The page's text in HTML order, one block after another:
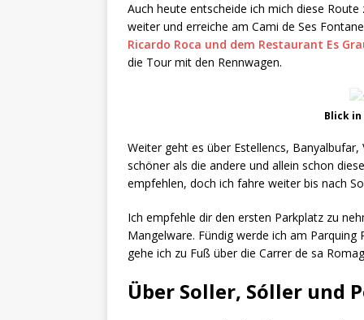
Auch heute entscheide ich mich diese
weiter und erreiche am Cami de Ses
Ricardo Roca und dem Restaurant Es
die Tour mit den Rennwagen.
Blick
Weiter geht es über Estellencs,
schöner als die andere und allein schon
empfehlen, doch ich fahre weiter bis nach
Ich empfehle dir den ersten Parkplatz zu
Mangelware. Fündig werde ich am
gehe ich zu Fuß über die Carrer de sa
Über Soller, Sóller und